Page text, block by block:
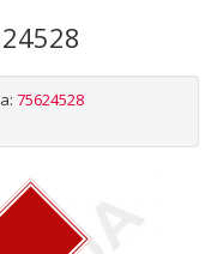
75624528